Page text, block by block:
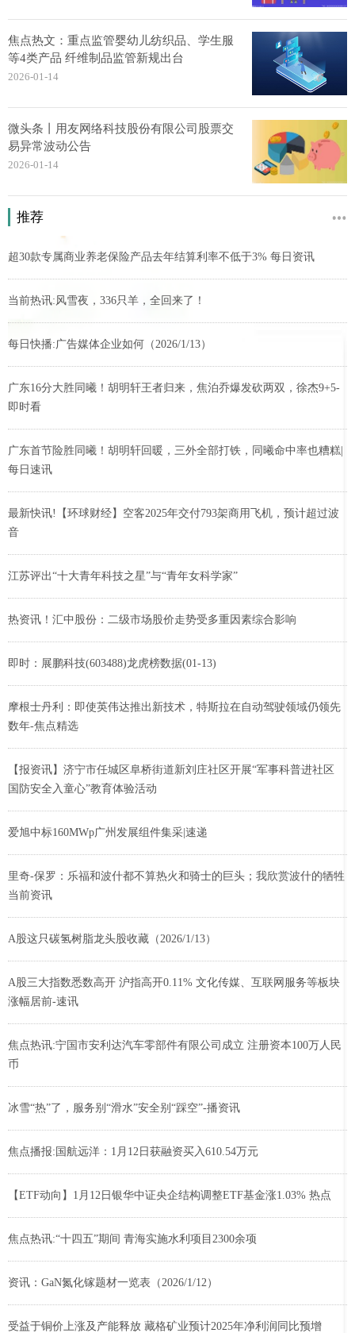
焦点热文：重点监管婴幼儿纺织品、学生服
等4类产品 纤维制品监管新规出台
2026-01-14
微头条丨用友网络科技股份有限公司股票交
易异常波动公告
2026-01-14
推荐
超30款专属商业养老保险产品去年结算利率不低于3% 每日资讯
当前热讯:风雪夜，336只羊，全回来了！
每日快播:广告媒体企业如何（2026/1/13）
广东16分大胜同曦！胡明轩王者归来，焦泊乔爆发砍两双，徐杰9+5-
即时看
广东首节险胜同曦！胡明轩回暖，三外全部打铁，同曦命中率也糟糕|
每日速讯
最新快讯!【环球财经】空客2025年交付793架商用飞机，预计超过波
音
江苏评出“十大青年科技之星”与“青年女科学家”
热资讯！汇中股份：二级市场股价走势受多重因素综合影响
即时：展鹏科技(603488)龙虎榜数据(01-13)
摩根士丹利：即使英伟达推出新技术，特斯拉在自动驾驶领域仍领先
数年-焦点精选
【报资讯】济宁市任城区阜桥街道新刘庄社区开展“军事科普进社区
国防安全入童心”教育体验活动
爱旭中标160MWp广州发展组件集采|速递
里奇-保罗：乐福和波什都不算热火和骑士的巨头；我欣赏波什的牺牲
当前资讯
A股这只碳氢树脂龙头股收藏（2026/1/13）
A股三大指数悉数高开 沪指高开0.11% 文化传媒、互联网服务等板块
涨幅居前-速讯
焦点热讯:宁国市安利达汽车零部件有限公司成立 注册资本100万人民
币
冰雪“热”了，服务别“滑水”安全别“踩空”-播资讯
焦点播报:国航远洋：1月12日获融资买入610.54万元
【ETF动向】1月12日银华中证央企结构调整ETF基金涨1.03% 热点
焦点热讯:“十四五”期间 青海实施水利项目2300余项
资讯：GaN氮化镓题材一览表（2026/1/12）
受益于铜价上涨及产能释放 藏格矿业预计2025年净利润同比预增